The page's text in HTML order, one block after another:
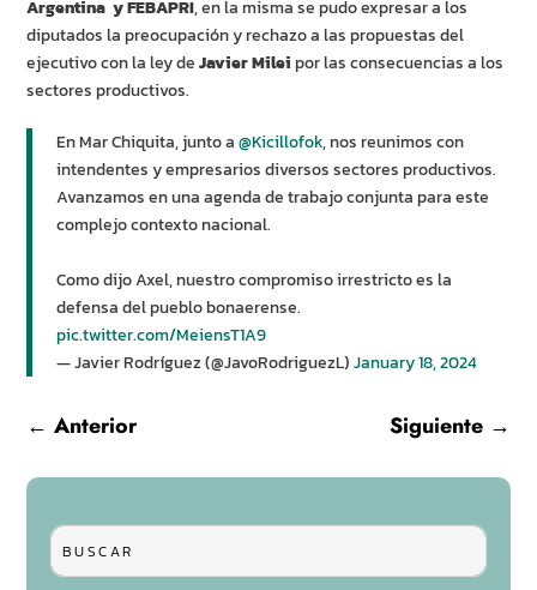
Argentina y FEBAPRI, en la misma se pudo expresar a los
diputados la preocupación y rechazo a las propuestas del
ejecutivo con la ley deJavier Mileipor las consecuencias a los
sectores productivos.
En Mar Chiquita, junto a@Kicillofok, nos reunimos con
intendentes y empresarios diversos sectores productivos.
Avanzamos en una agenda de trabajo conjunta para este
complejo contexto nacional.
Como dijo Axel, nuestro compromiso irrestricto es la
defensa del pueblo bonaerense.
pic.twitter.com/MeiensT1A9
— Javier Rodríguez (@JavoRodriguezL)January 18, 2024
←Anterior Siguiente→